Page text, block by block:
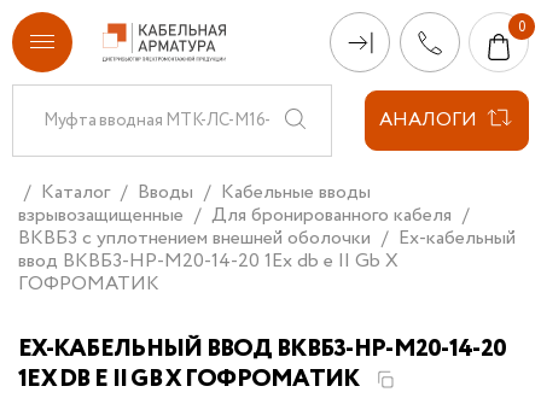
АНАЛОГИ
Каталог Вводы
Кабельные вводы
взрывозащищенные
Для бронированного кабеля
ВКВБ3 с уплотнением внешней оболочки
Ех-кабельный
ввод ВКВБ3-НР-M20-14-20 1Ex db e II Gb X
ГОФРОМАТИК
ЕХ-КАБЕЛЬНЫЙ ВВОД ВКВБ3-НР-M20-14-20
1EX DB E II GB X ГОФРОМАТИК